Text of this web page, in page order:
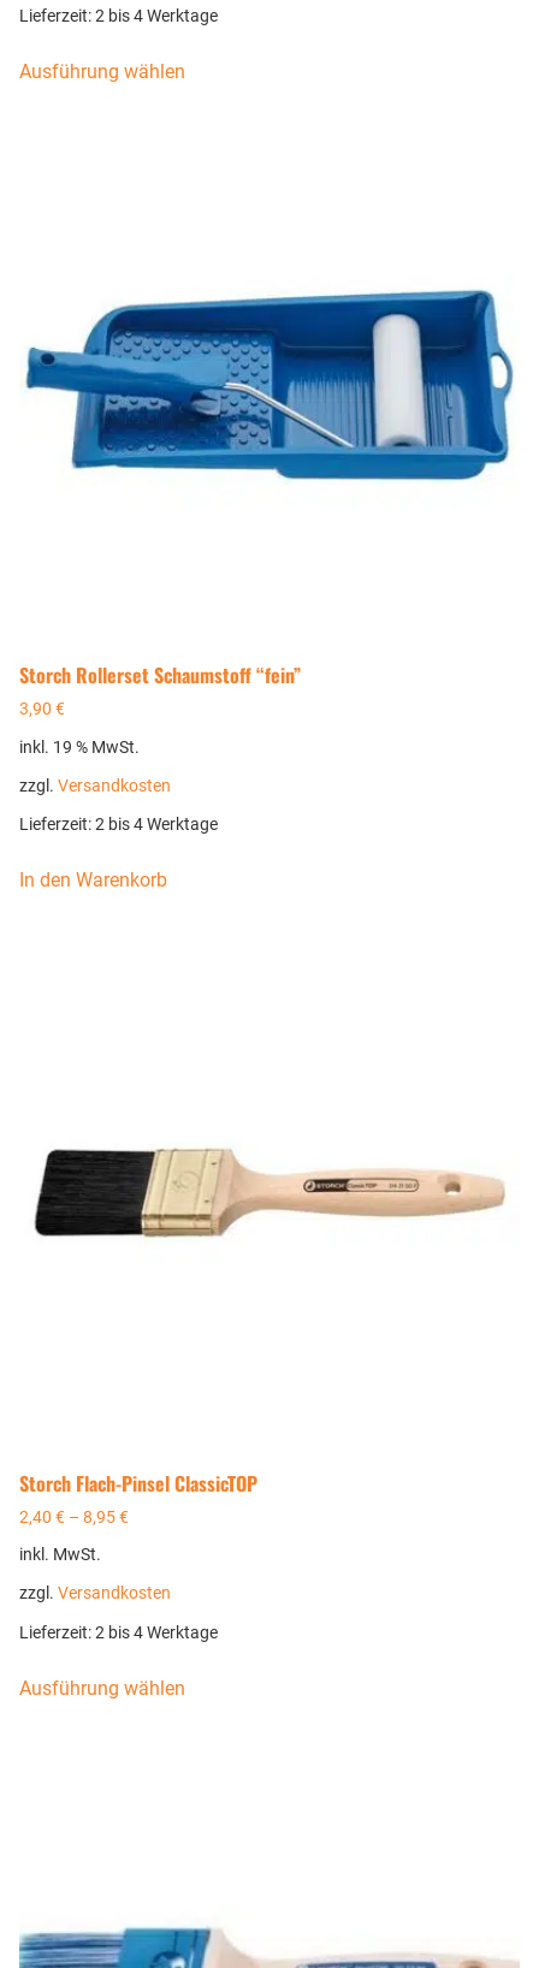
Lieferzeit:2 bis 4 Werktage
Ausführung wählen
Storch Rollerset Schaumstoff “fein”
3,90 €
inkl. 19 % MwSt.
zzgl. Versandkosten
Lieferzeit:2 bis 4 Werktage
In den Warenkorb
Storch Flach-Pinsel ClassicTOP
2,40 € – 8,95€
inkl. MwSt.
zzgl. Versandkosten
Lieferzeit:2 bis 4 Werktage
Ausführung wählen